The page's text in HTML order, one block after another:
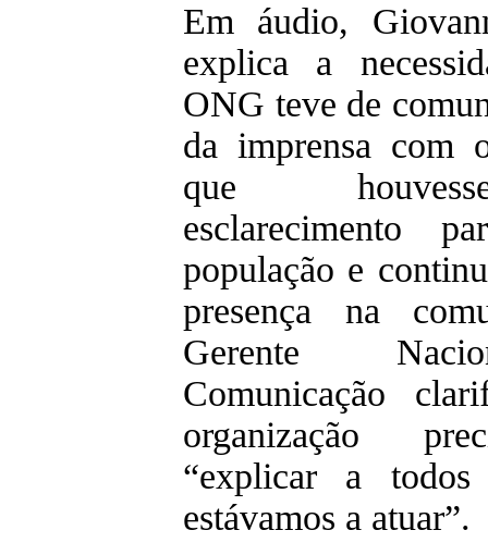
Em áudio,
explica a
ONG teve de
da imprensa com
que
esclarecimento
população e
presença na
Gerente
Comunicação
organização
“explicar a
estávamos a atuar”.